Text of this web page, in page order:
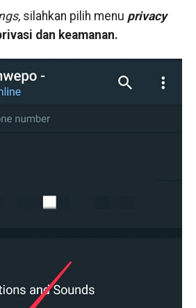
silahkan pilih menu privacy
dan keamanan.